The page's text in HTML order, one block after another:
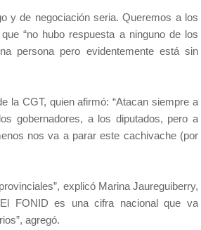
y de negociación seria. Queremos a los
“no hubo respuesta a ninguno de los
persona pero evidentemente está sin
la CGT, quien afirmó: “Atacan siempre a
gobernadores, a los diputados, pero a
nos va a parar este cachivache (por
explicó Marina Jaureguiberry,
FONID es una cifra nacional que va
agregó.